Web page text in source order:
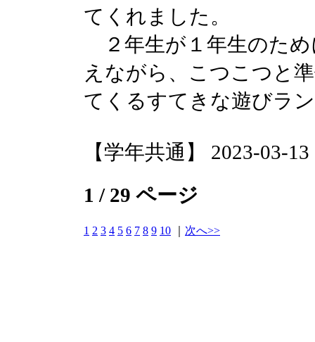
てくれました。
２年生が１年生のた
えながら、こつこつと
てくるすてきな遊びラ
【学年共通】 2023-03-
1 / 29 ページ
1 2 3 4 5 6 7 8 9 10 次へ>>